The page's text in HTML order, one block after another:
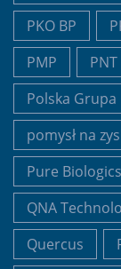
PKO BP
PMP
PNT
Polska
pomysł na
Pure Biologics
QNA
Quercus